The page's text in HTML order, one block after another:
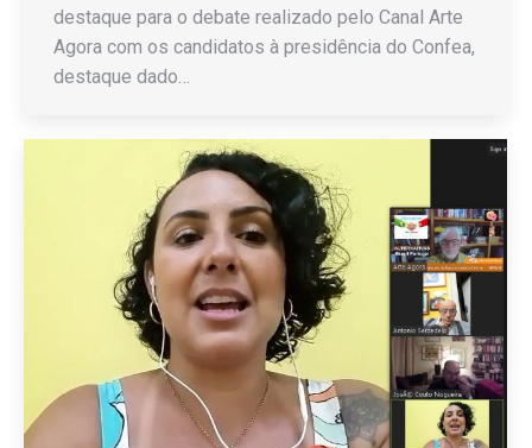
destaque para o debate realizado pelo Canal Arte
Agora com os candidatos à presidência do Confea,
destaque dado…